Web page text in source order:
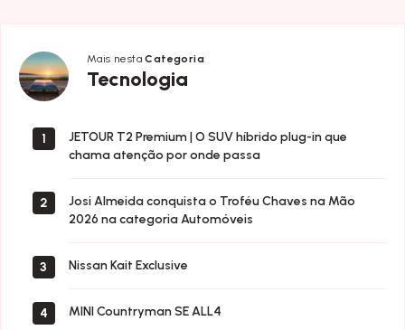
Mais nestaCategoria
Tecnologia
Tecnologia
1
JETOUR T2 Premium | O SUV híbrido plug-in que
chama atenção por onde passa
2
Josi Almeida conquista o Troféu Chaves na Mão
2026 na categoria Automóveis
3 Nissan Kait Exclusive
4 MINI Countryman SE ALL4